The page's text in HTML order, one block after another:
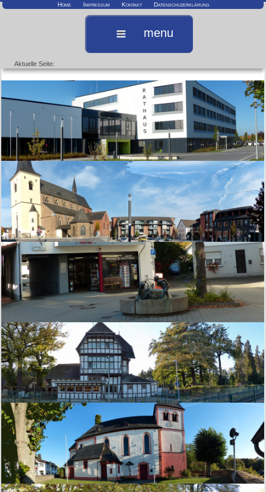
Home Impressum Kontakt Datenschuzerklärung
menu
Aktuelle Seite: